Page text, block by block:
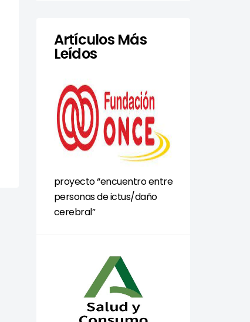
Artículos Más
Leídos
proyecto “encuentro entre
personas de ictus/daño
cerebral”